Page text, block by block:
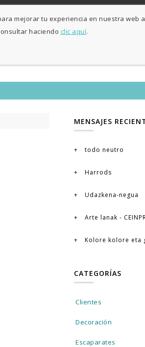
MENSAJES
todo neutro
Harrods
Udazkena-negua
Arte lanak -
Kolore kolore eta
CATEGORÍAS
Clientes
Decoración
Escaparates
mejorar tu experiencia en nuestra
haciendo clic aquí.